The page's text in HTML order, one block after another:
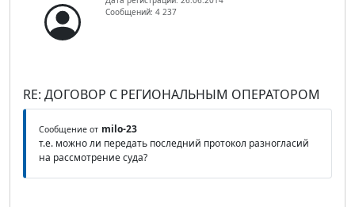
Сообщений: 4 237
RE: ДОГОВОР С РЕГИОНАЛЬНЫМ ОПЕРАТОРОМ
Сообщение от milo-23
т.е. можно ли передать последний протокол разногласий
на рассмотрение суда?